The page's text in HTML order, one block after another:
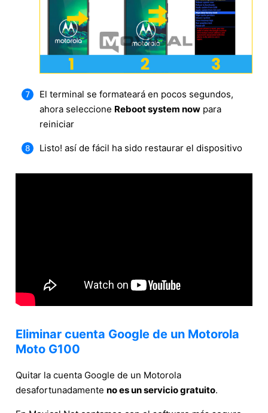
El terminal se formateará en pocos segundos,
ahora seleccione Reboot system now para
reiniciar
Listo! así de fácil ha sido restaurar el dispositivo
Eliminar cuenta Google de un Motorola
Moto G100
Quitar la cuenta Google de un Motorola
desafortunadamente no es un servicio gratuito.